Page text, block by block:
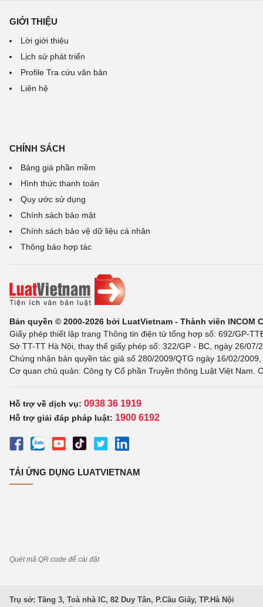
GIỚI THIỆU
Lời giới thiệu
Lịch sử phát triển
Profile Tra cứu văn bản
Liên hệ
CHÍNH SÁCH
Bảng giá phần mềm
Hình thức thanh toán
Quy ước sử dụng
Chính sách bảo mật
Chính sách bảo vệ dữ liệu cá nhân
Thông báo hợp tác
Bản quyền © 2000-2026 bởi LuatVietnam - Thành viên INCOM
Giấy phép thiết lập trang Thông tin điện tử tổng hợp số: 692/GP-
Sở TT-TT Hà Nội, thay thế giấy phép số: 322/GP - BC, ngày 26/
Chứng nhận bản quyền tác giả số 280/2009/QTG ngày 16/02/
Cơ quan chủ quản: Công ty Cổ phần Truyền thông Luật Việt Nam.
Hỗ trợ về dịch vụ: 0938 36 1919
Hỗ trợ giải đáp pháp luật: 1900 6192
TẢI ỨNG DỤNG LUATVIETNAM
Quét mã QR code để cài đặt
Trụ sở: Tầng 3, Toà nhà IC, 82 Duy Tân, P.Cầu Giấy, TP.Hà Nội